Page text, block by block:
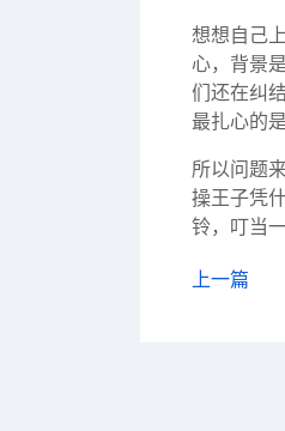
想想自己
心，背景
们还在纠
最扎心的
所以问题
操王子凭
铃，叮当
上一篇